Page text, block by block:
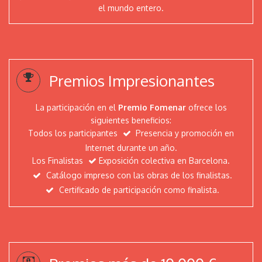
Fomenar
Evgeniya Erokhina
Evelyne Frostl - artevefact
Eugenia Shchukina
Dzmitryi Kashtalyan
Dmitri Matkovsky
Ciro Di Fiore - Daniel
Christopher Ruane
Anneliese Di Vora
el mundo entero.
Premios Impresionantes
La participación en el Premio Fomenarofrece los
siguientes beneficios:
Todos los participantes
Presencia y promoción en
Internet durante un año.
Los Finalistas
Exposición colectiva en Barcelona.
Catálogo impreso con las obras de los finalistas.
Certificado de participación como finalista.